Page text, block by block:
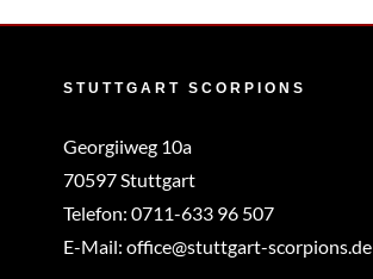
STUTTGART SCORPIONS
Georgiiweg 10a
70597 Stuttgart
Telefon: 0711-633 96 507
E-Mail: office@stuttgart-scorpions.de